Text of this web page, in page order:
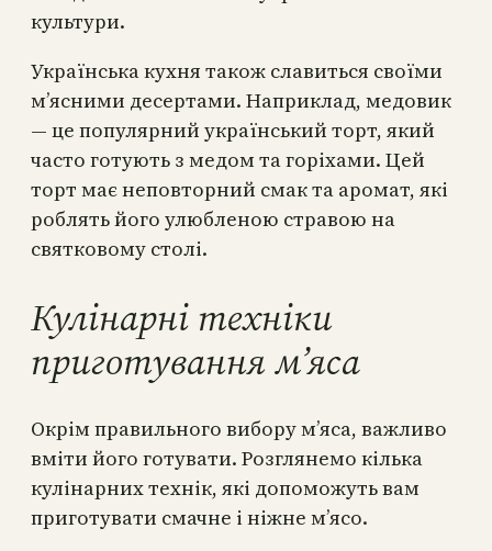
культури.
Українська кухня також славиться своїми
м’ясними десертами. Наприклад, медовик
— це популярний український торт, який
часто готують з медом та горіхами. Цей
торт має неповторний смак та аромат, які
роблять його улюбленою стравою на
святковому столі.
Кулінарні техніки
приготування м’яса
Окрім правильного вибору м’яса, важливо
вміти його готувати. Розглянемо кілька
кулінарних технік, які допоможуть вам
приготувати смачне і ніжне м’ясо.